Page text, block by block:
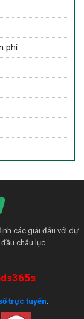
phí
các giải đấu với dự
châu lục.
trực tuyến